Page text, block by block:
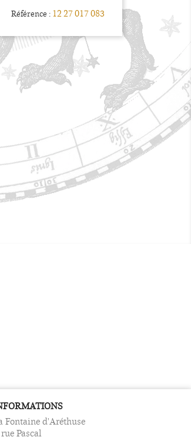
Référence : 12 27 017 083
Fontaine d'Aréthuse
rue Pascal